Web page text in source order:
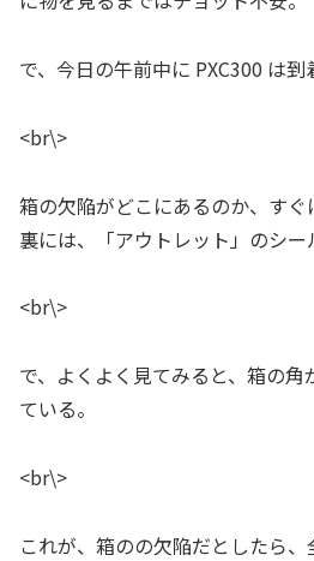
で、今日の午前中に PXC300 は到
<br\>
箱の欠陥がどこにあるのか、す
裏には、「アウトレット」のシー
<br\>
で、よくよく見てみると、箱の
ている。
<br\>
これが、箱のの欠陥だとしたら